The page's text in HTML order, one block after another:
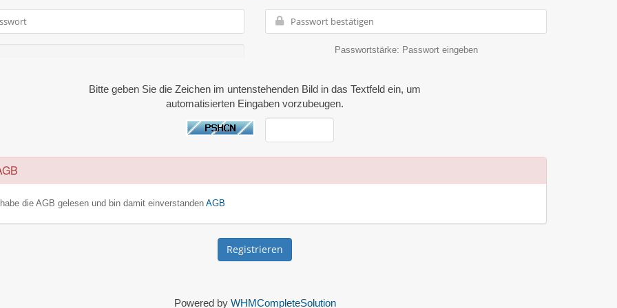
Passwortstärke: Passwort eingeben
Bitte geben Sie die Zeichen im untenstehenden Bild in das Textfeld ein, um
automatisierten Eingaben vorzubeugen.
habe die AGB gelesen und bin damit einverstanden AGB
Powered by WHMCompleteSolution